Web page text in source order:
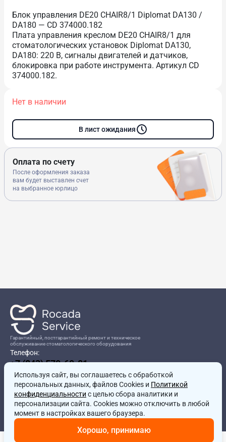
Блок управления DE20 CHAIR8/1 Diplomat DA130 /
DA180 — CD 374000.182
Плата управления креслом DE20 CHAIR8/1 для
стоматологических установок Diplomat DA130,
DA180: 220 В, сигналы двигателей и датчиков,
блокировка при работе инструмента. Артикул CD
374000.182.
Нет в наличии
В лист ожидания
Оплата по счету
После оформления заказа
вам будет выставлен счет
на выбранное юрлицо
Гарантийный, постгарантийный ремонт и техническое
обслуживание стоматологического оборудования
Телефон:
+7 (843) 570-60-81
Режим работы:8:00-17:00
Адрес:
г.Казань, ул.Проспект Победы, д.204в
Почта:
service@rocadamed.ru
Другие проекты
Используя сайт, вы соглашаетесь с обработкой
персональных данных, файлов Cookies и Политикой
конфиденциальности с целью сбора аналитики и
персонализации сайта. Cookies можно отключить в любой
момент в настройках вашего браузера.
Хорошо, принимаю